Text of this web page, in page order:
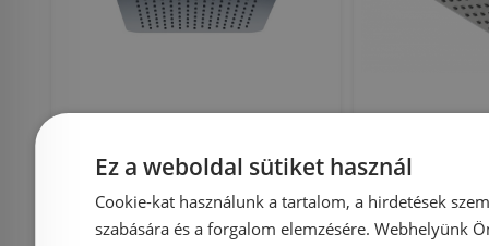
zuhanyfej, 30x30 cm-es
négyzetalapú 982.00,
Ez a weboldal sütiket használ
Cookie-kat használunk a tartalom, a hirdetések
szabására és a forgalom elemzésére. Webhelyünk